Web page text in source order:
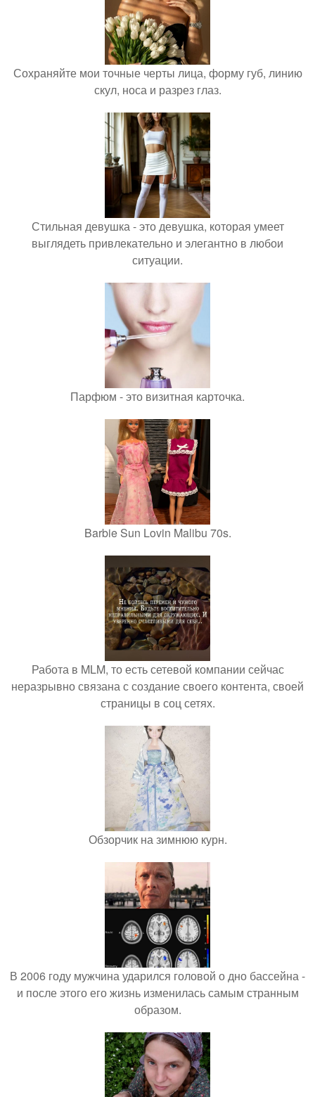
Сохраняйте мои точные черты лица, форму губ, линию
скул, носа и разрез глаз.
Стильная девушка - это девушка, которая умеет
выглядеть привлекательно и элегантно в любои
ситуации.
Парфюм - это визитная карточка.
Barbie Sun Lovin Malibu 70s.
Работа в MLM, то есть сетевой компании сейчас
неразрывно связана с создание своего контента, своей
страницы в соц сетях.
Обзорчик на зимнюю курн.
В 2006 году мужчина ударился головой о дно бассейна -
и после этого его жизнь изменилась самым странным
образом.